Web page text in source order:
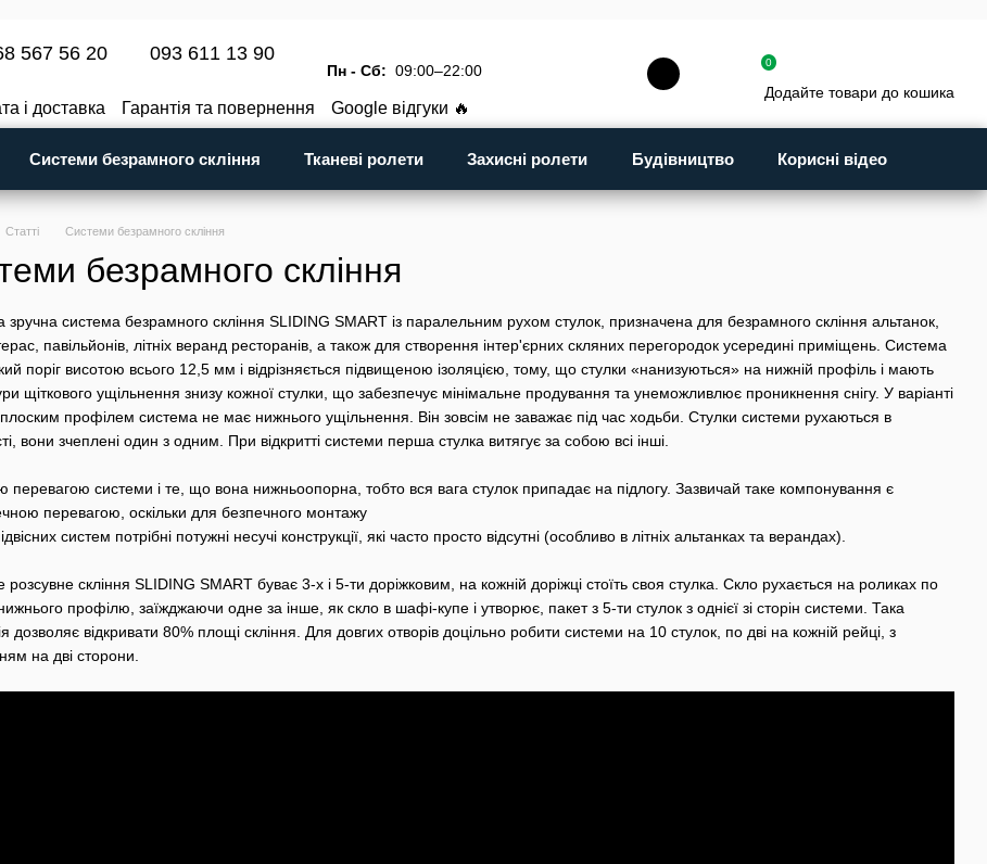
567 56 20 093 611 13 90
Пн - Сб: 09:00–22:00
і доставка Гарантія та повернення
Google відгуки 🔥
Публічна оферта Контактна інформація
0
Додайте товари до кошика
Системи безрамного скління Тканеві ролети Захисні ролети Будівництво Корисні відео
Статті Системи безрамного скління
безрамного скління
зручна система безрамного скління SLIDING SMART із паралельним рухом стулок, призначена для безрамного скління альтанок,
павільйонів, літніх веранд ресторанів, а також для створення інтер'єрних скляних перегородок усередині приміщень. Система
поріг висотою всього 12,5 мм і відрізняється підвищеною ізоляцією, тому, що стулки «нанизуються» на нижній профіль і мають
щіткового ущільнення знизу кожної стулки, що забезпечує мінімальне продування та унеможливлює проникнення снігу. У варіанті
профілем система не має нижнього ущільнення. Він зовсім не заважає під час ходьби. Стулки системи рухаються в
вони зчеплені один з одним. При відкритті системи перша стулка витягує за собою всі інші.
перевагою системи і те, що вона нижньоопорна, тобто вся вага стулок припадає на підлогу. Зазвичай таке компонування є
перевагою, оскільки для безпечного монтажу
систем потрібні потужні несучі конструкції, які часто просто відсутні (особливо в літніх альтанках та верандах).
розсувне скління SLIDING SMART буває 3-х і 5-ти доріжковим, на кожній доріжці стоїть своя стулка. Скло рухається на роликах по
профілю, заїжджаючи одне за інше, як скло в шафі-купе і утворює, пакет з 5-ти стулок з однієї зі сторін системи. Така
дозволяє відкривати 80% площі скління. Для довгих отворів доцільно робити системи на 10 стулок, по дві на кожній рейці, з
на дві сторони.